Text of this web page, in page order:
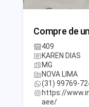
Compre de
409
KAREN DIAS
MG
NOVA LIMA
(31) 99769-
https://
aee/